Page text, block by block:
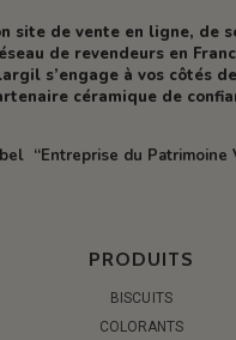
site de vente en ligne, de
de revendeurs en
s’engage à vos côtés
céramique de
“Entreprise du Patrimoine
PRODUITS
BISCUITS
COLORANTS